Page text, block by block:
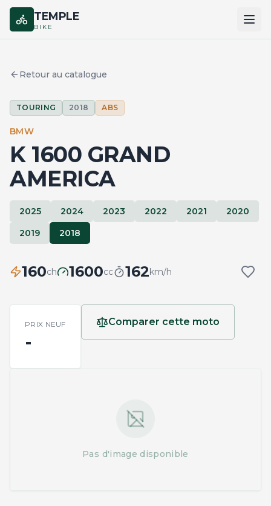
TEMPLE
BIKE
MARQUES
COMPARER
Retour au catalogue
TOURING 2018 ABS
BMW
K 1600 GRAND
AMERICA
2025 2024 2023 2022 2021
2020
2019
2018
160ch 1600cc 162km/h
PRIX NEUF
-
Comparer cette moto
Pas d'image disponible